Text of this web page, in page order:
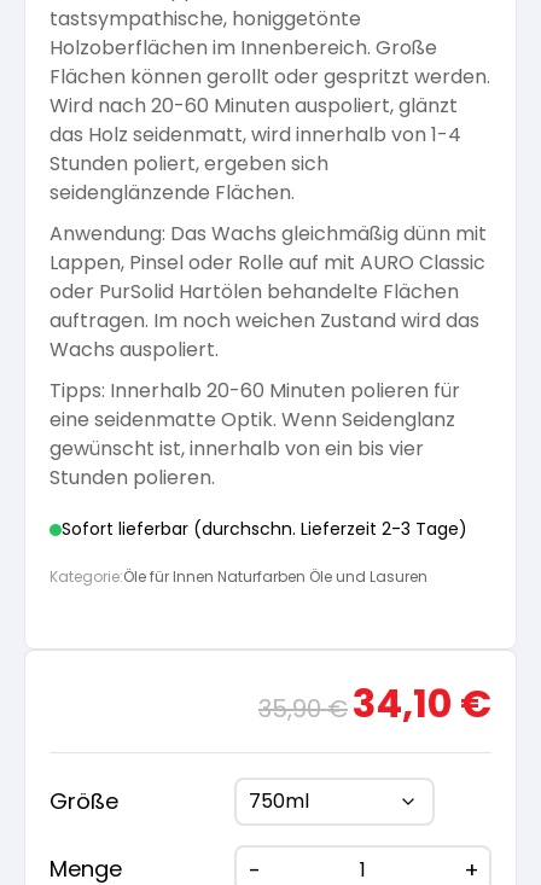
Öle für Außen
Pflege und Reinigung
Versiegelung für Beton
Pflege
Kalkfarben
Anti Schimmelfarbe
Isolierfarben
Latexfarben
Spezialfarben
Silikatfarben
Pflege und Reinigung
Spezialprodukte
Arbeitshandschuhe
Dichtmassen
Farbwalzen
Pinsel und Bürsten
tastsympathische, honiggetönte
Holzoberflächen im Innenbereich. Große
Flächen können gerollt oder gespritzt werden.
Wird nach 20-60 Minuten auspoliert, glänzt
das Holz seidenmatt, wird innerhalb von 1-4
Stunden poliert, ergeben sich
seidenglänzende Flächen.
Anwendung: Das Wachs gleichmäßig dünn mit
Lappen, Pinsel oder Rolle auf mit AURO Classic
oder PurSolid Hartölen behandelte Flächen
auftragen. Im noch weichen Zustand wird das
Wachs auspoliert.
Tipps: Innerhalb 20-60 Minuten polieren für
eine seidenmatte Optik. Wenn Seidenglanz
gewünscht ist, innerhalb von ein bis vier
Stunden polieren.
Sofort lieferbar (durchschn. Lieferzeit 2-3 Tage)
Kategorie:Öle für Innen Naturfarben Öle und Lasuren
35,90€
Ursprünglicher
Preis
war:
35,90 €
34,10 €
ist:
Größe
Menge